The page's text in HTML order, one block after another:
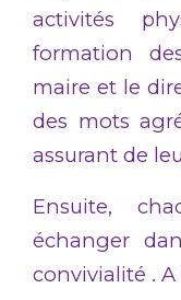
activités
formation
maire et le
des mots
assurant de
Ensuite,
échanger
convivialité . A